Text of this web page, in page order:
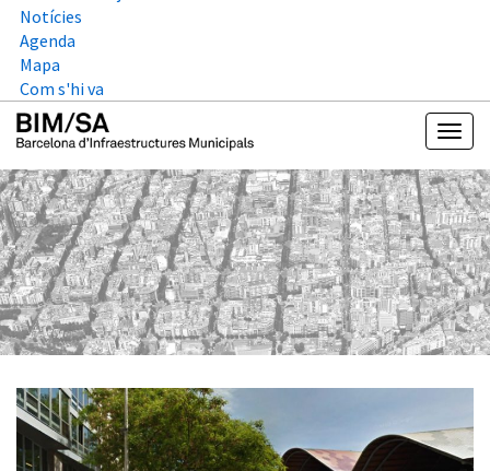
Notícies
Agenda
Mapa
Com s'hi va